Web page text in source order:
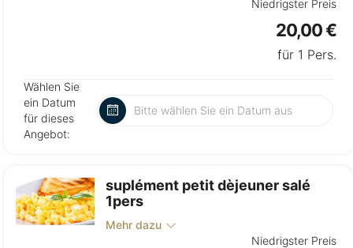
Niedrigster Preis
20,00 €
für 1 Pers.
Wählen Sie
ein Datum
für dieses
Angebot:
suplément petit dèjeuner salé
1pers
Mehr dazu
Niedrigster Preis